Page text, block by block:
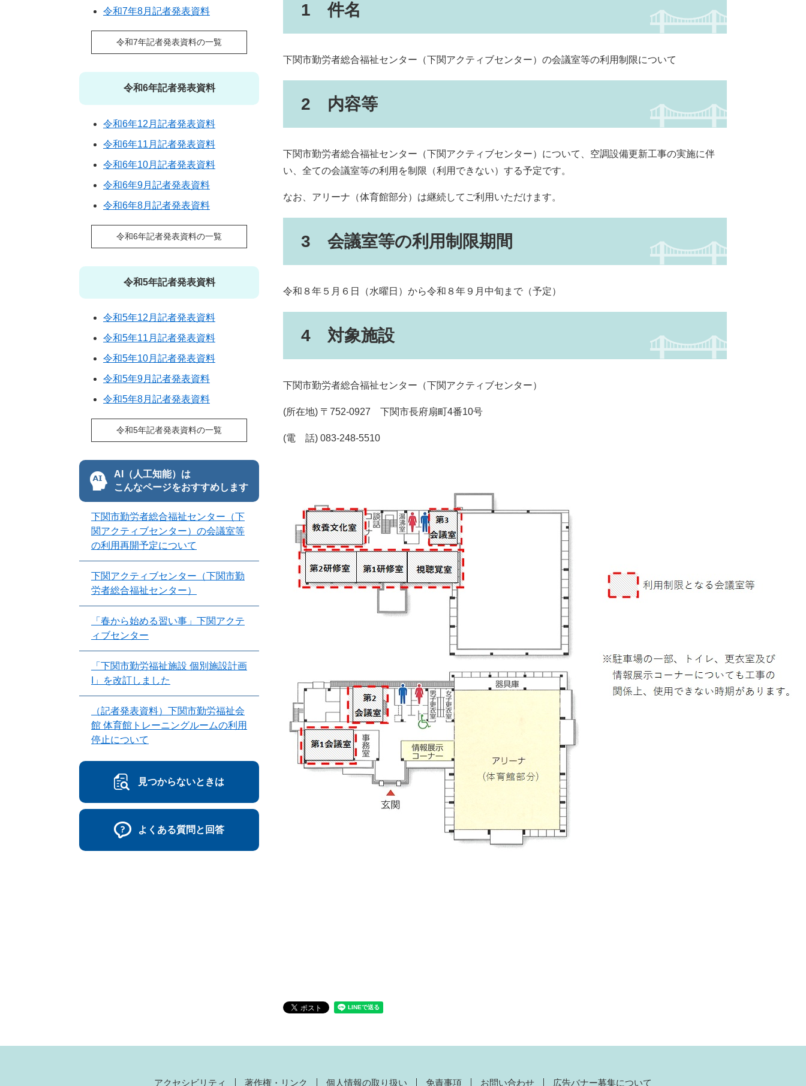
1 件名
下関市勤労者総合福祉センター（下関アクティブセンター）の会議室等の利用制限について
2 内容等
下関市勤労者総合福祉センター（下関アクティブセンター）について、空調設備更新工事の実施に伴
い、全ての会議室等の利用を制限（利用できない）する予定です。
なお、アリーナ（体育館部分）は継続してご利用いただけます。
3 会議室等の利用制限期間
令和８年５月６日（水曜日）から令和８年９月中旬まで（予定）
4 対象施設
下関市勤労者総合福祉センター（下関アクティブセンター）
(所在地) 〒752-0927 下関市長府扇町4番10号
(電 話) 083-248-5510
令和7年8月記者発表資料
令和7年記者発表資料の一覧
令和6年記者発表資料
令和6年12月記者発表資料
令和6年11月記者発表資料
令和6年10月記者発表資料
令和6年9月記者発表資料
令和6年8月記者発表資料
令和6年記者発表資料の一覧
令和5年記者発表資料
令和5年12月記者発表資料
令和5年11月記者発表資料
令和5年10月記者発表資料
令和5年9月記者発表資料
令和5年8月記者発表資料
令和5年記者発表資料の一覧
AI（人工知能）は
こんなページをおすすめします
下関市勤労者総合福祉センター（下
関アクティブセンター）の会議室等
の利用再開予定について
下関アクティブセンター（下関市勤
労者総合福祉センター）
「春から始める習い事」下関アクテ
ィブセンター
「下関市勤労福祉施設 個別施設計画
I」を改訂しました
（記者発表資料）下関市勤労福祉会
館 体育館トレーニングルームの利用
停止について
見つからないときは
よくある質問と回答
アクセシビリティ 著作権・リンク 個人情報の取り扱い 免責事項 お問い合わせ 広告バナー募集について